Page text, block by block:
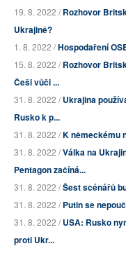
19. 8. 2022 /Rozhovor
Ukrajině?
1. 8. 2022 /Hospodaření
15. 8. 2022 /Rozhovor
Češi vůči ...
31. 8. 2022 /Ukrajina
Rusko k p...
31. 8. 2022 /K německému
31. 8. 2022 /Válka na
Pentagon začíná...
31. 8. 2022 /Šest scénářů
31. 8. 2022 /Putin se
31. 8. 2022 /USA: Rusko
proti Ukr...